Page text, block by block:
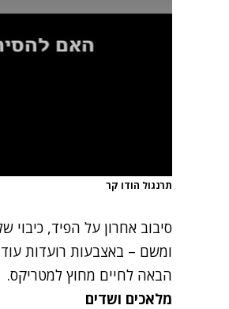
תרנגול הודו קר
סיבוב אחרון על הפיד,
ומשם – באצבעות רועדות
הבאה לחיים מחוץ למטריקס.
מלאכים ושדים